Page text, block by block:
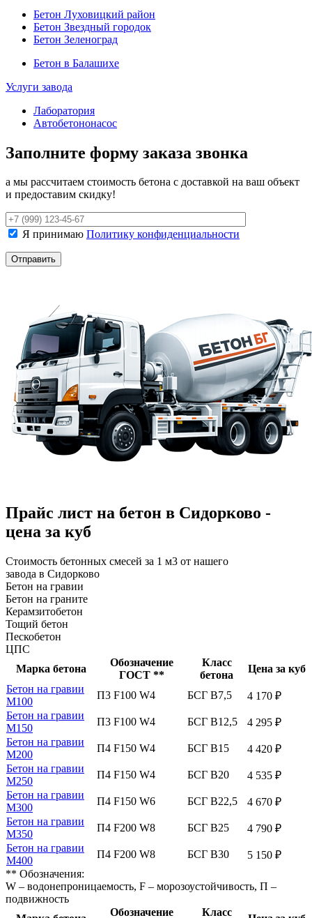
Бетон Луховицкий район
Бетон Звездный городок
Бетон Зеленоград
Бетон в Балашихе
Услуги завода
Лаборатория
Автобетононасос
Заполните форму заказа звонка
а мы рассчитаем стоимость бетона с доставкой на ваш объект
и предоставим скидку!
Я принимаю Политику конфиденциальности
Прайс лист на бетон в Сидорково -
цена за куб
Стоимость бетонных смесей за 1 м3 от нашего
завода в Сидорково
Бетон на гравии
Бетон на граните
Керамзитобетон
Тощий бетон
Пескобетон
ЦПС
Марка бетона
Обозначение
ГОСТ **
Класс
бетона
Цена за куб
Бетон на гравии
М100
П3 F100 W4 БСГ В7,5
4 170 ₽
Бетон на гравии
М150
П3 F100 W4 БСГ В12,5
4 295 ₽
Бетон на гравии
М200
П4 F150 W4 БСГ В15
4 420 ₽
Бетон на гравии
М250
П4 F150 W4 БСГ В20
4 535 ₽
Бетон на гравии
М300
П4 F150 W6 БСГ В22,5
4 670 ₽
Бетон на гравии
М350
П4 F200 W8 БСГ В25
4 790 ₽
Бетон на гравии
М400
П4 F200 W8 БСГ В30
5 150 ₽
** Обозначения:
W – водонепроницаемость, F – морозоустойчивость, П –
подвижность
Обозначение Класс